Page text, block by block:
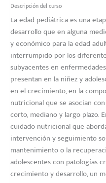
Descripción del curso
La edad pediátrica es una
desarrollo que en alguna
y económico para la edad
interrumpido por los
subyacentes en
presentan en la niñez y
en el crecimiento, en la
nutricional que se asocian
corto, mediano y largo plazo.
cuidado nutricional que
intervención y seguimiento
mantenimiento o la
adolescentes con patologías
crecimiento y desarrollo, un